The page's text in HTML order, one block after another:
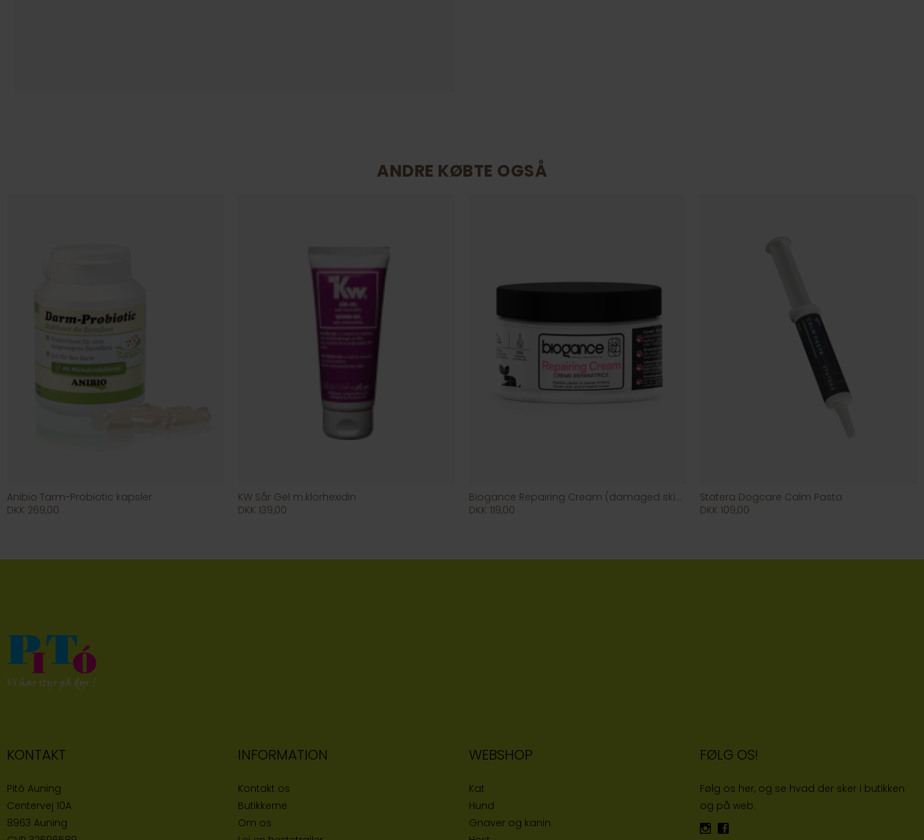
ANDRE KØBTE OGSÅ
Anibio Tarm-Probiotic kapsler
DKK 269,00
KW Sår Gel m.klorhexidin
DKK 139,00
Biogance Repairing Cream (damaged skin)
DKK 119,00
Statera Dogcare Calm Pasta
DKK 109,00
KONTAKT
Pitó Auning
Centervej 10A
8963 Auning
INFORMATION
Kontakt os
Butikkerne
Om os
WEBSHOP
Kat
Hund
Gnaver og kanin
FØLG OS!
Følg os her, og se hvad der sker i butikken
og på web: